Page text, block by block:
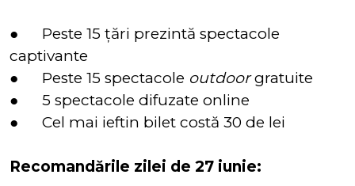
● Peste 15 țări prezintă spectacole
captivante
● Peste 15 spectacole outdoorgratuite
● 5 spectacole difuzate online
● Cel mai ieftin bilet costă 30 de lei
Recomandările zilei de 27 iunie: